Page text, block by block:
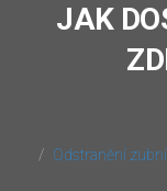
JAK
Odstranění